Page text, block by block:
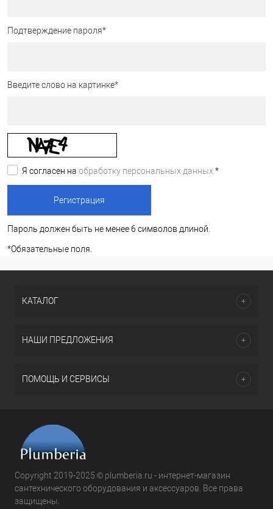
Подтверждение пароля*
Введите слово на картинке*
Я согласен на обработку персональных данных. *
Пароль должен быть не менее 6 символов длиной.
*Обязательные поля.
КАТАЛОГ
НАШИ ПРЕДЛОЖЕНИЯ
ПОМОЩЬ И СЕРВИСЫ
Copyright 2019-2025 © plumberia.ru - интернет-магазин
сантехнического оборудования и аксессуаров. Все права
защищены.